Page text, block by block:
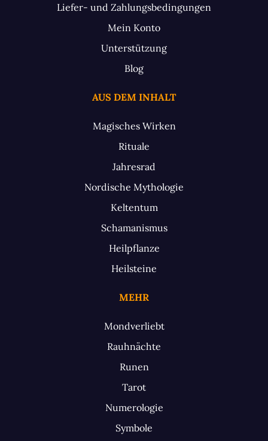
Liefer- und Zahlungsbedingungen
Mein Konto
Unterstützung
Blog
AUS DEM INHALT
Magisches Wirken
Rituale
Jahresrad
Nordische Mythologie
Keltentum
Schamanismus
Heilpflanze
Heilsteine
MEHR
Mondverliebt
Rauhnächte
Runen
Tarot
Numerologie
Symbole